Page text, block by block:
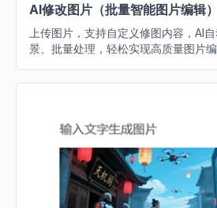
AI修改图片（批量智能图片编辑）
上传图片，支持自定义修图内容，AI
景、批量处理，轻松实现高质量图片编